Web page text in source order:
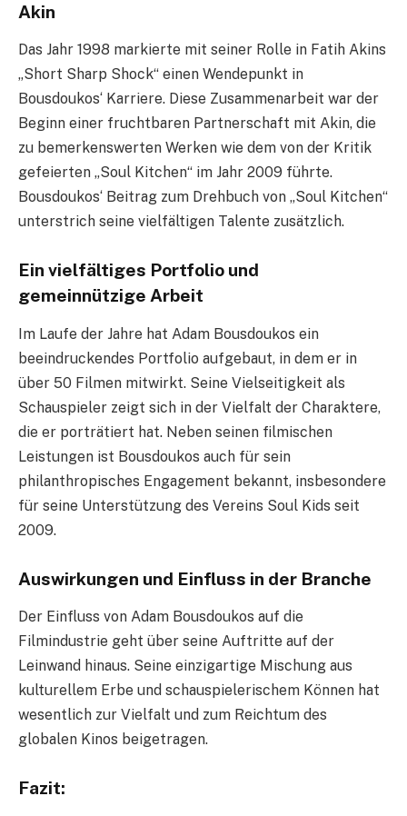
Akin
Das Jahr 1998 markierte mit seiner Rolle in Fatih Akins
„Short Sharp Shock“ einen Wendepunkt in
Bousdoukos‘ Karriere. Diese Zusammenarbeit war der
Beginn einer fruchtbaren Partnerschaft mit Akin, die
zu bemerkenswerten Werken wie dem von der Kritik
gefeierten „Soul Kitchen“ im Jahr 2009 führte.
Bousdoukos‘ Beitrag zum Drehbuch von „Soul Kitchen“
unterstrich seine vielfältigen Talente zusätzlich.
Ein vielfältiges Portfolio und
gemeinnützige Arbeit
Im Laufe der Jahre hat Adam Bousdoukos ein
beeindruckendes Portfolio aufgebaut, in dem er in
über 50 Filmen mitwirkt. Seine Vielseitigkeit als
Schauspieler zeigt sich in der Vielfalt der Charaktere,
die er porträtiert hat. Neben seinen filmischen
Leistungen ist Bousdoukos auch für sein
philanthropisches Engagement bekannt, insbesondere
für seine Unterstützung des Vereins Soul Kids seit
2009.
Auswirkungen und Einfluss in der Branche
Der Einfluss von Adam Bousdoukos auf die
Filmindustrie geht über seine Auftritte auf der
Leinwand hinaus. Seine einzigartige Mischung aus
kulturellem Erbe und schauspielerischem Können hat
wesentlich zur Vielfalt und zum Reichtum des
globalen Kinos beigetragen.
Fazit: